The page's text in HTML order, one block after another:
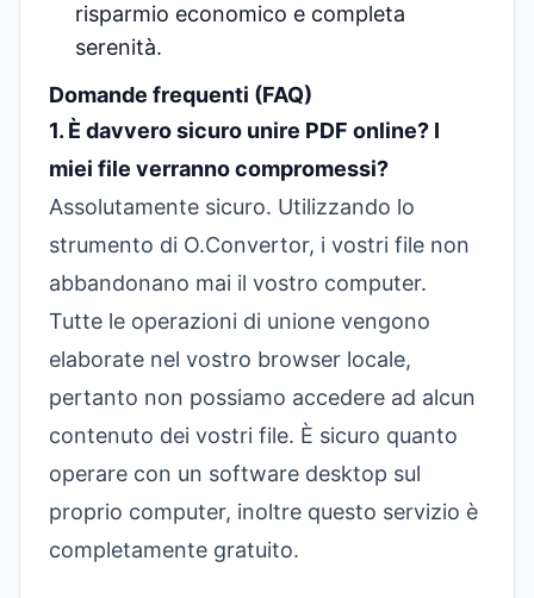
risparmio economico e completa
serenità.
Domande frequenti (FAQ)
1. È davvero sicuro unire PDF online? I
miei file verranno compromessi?
Assolutamente sicuro. Utilizzando lo
strumento di O.Convertor, i vostri file non
abbandonano mai il vostro computer.
Tutte le operazioni di unione vengono
elaborate nel vostro browser locale,
pertanto non possiamo accedere ad alcun
contenuto dei vostri file. È sicuro quanto
operare con un software desktop sul
proprio computer, inoltre questo servizio è
completamente gratuito.